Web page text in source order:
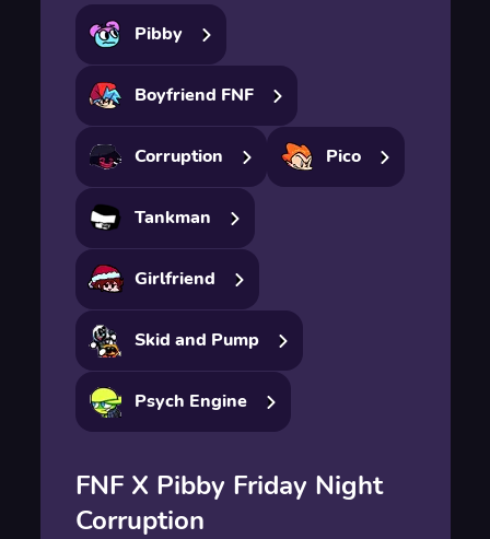
Pibby
Boyfriend FNF
Corruption Pico
Tankman
Girlfriend
Skid and Pump
Psych Engine
FNF X Pibby Friday Night
Corruption